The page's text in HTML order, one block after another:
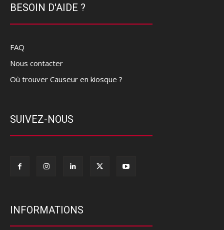
BESOIN D'AIDE ?
FAQ
Nous contacter
Où trouver Causeur en kiosque ?
SUIVEZ-NOUS
INFORMATIONS